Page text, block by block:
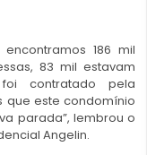
186 mil
83 mil estavam
contratado pela
que este condomínio
parada”, lembrou o
Angelin.